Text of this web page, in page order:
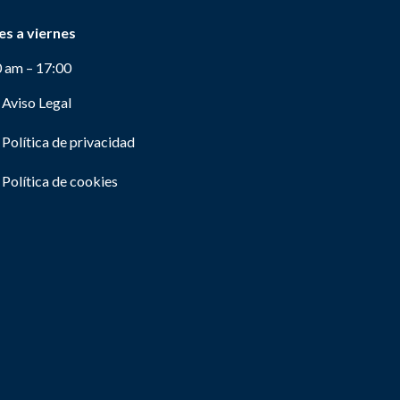
a viernes
am – 17:00
Aviso Legal
Política de privacidad
Política de cookies